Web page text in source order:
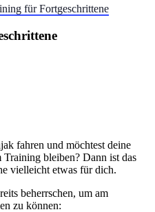
für Fortgeschrittene
fahren und möchtest deine
bleiben? Dann ist das
vielleicht etwas für dich.
beherrschen, um am
zu können: